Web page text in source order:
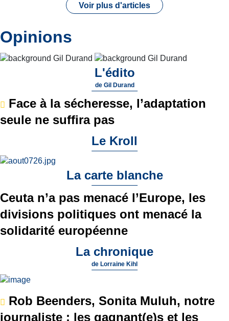
Voir plus d'articles
Opinions
L'édito
de Gil Durand
Face à la sécheresse, l’adaptation
seule ne suffira pas
Le Kroll
La carte blanche
Ceuta n’a pas menacé l’Europe, les
divisions politiques ont menacé la
solidarité européenne
La chronique
de Lorraine Kihl
Rob Beenders, Sonita Muluh, notre
journaliste : les gagnant(e)s et les